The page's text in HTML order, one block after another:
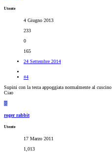
Utente
4 Giugno 2013
233
0
165
24 Settembre 2014
#4
Supini con la testa appoggiata normalmente al cuscino
Ciao
R
roger rabbit
Utente
17 Marzo 2011
1,013